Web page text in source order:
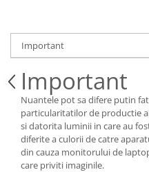
Important
Important
Nuantele pot sa difere putin
particularitatilor de productie
si datorita luminii in care au
diferite a culorii de catre
din cauza monitorului de
care priviti imaginile.